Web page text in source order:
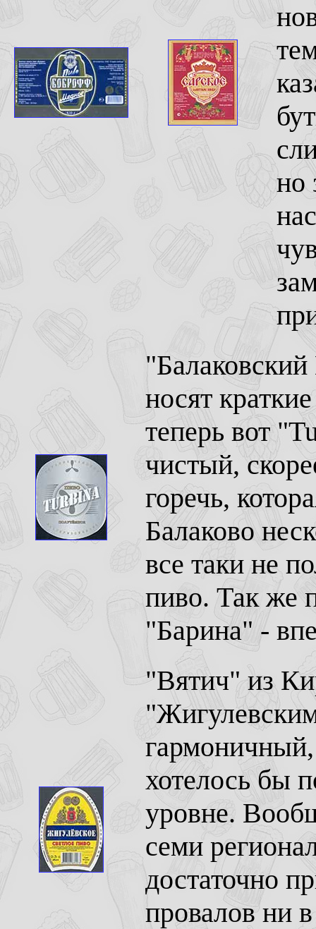
но
носят
теперь вот
чистый,
горечь,
Балаково
все таки не
пиво. Так же
"Барина" -
"Вятич" из
хотелось бы
уровне.
семи
достаточно
провалов ни